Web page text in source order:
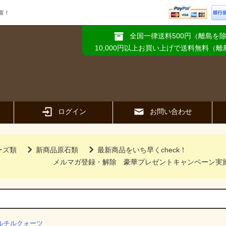
！
全国一律送料500円（離島を
10,000円以上お買い上げで送料無料（離
ログイン お問い合わせ
ズ類 新商品原石類
最新商品をいち早くcheck！
メルマガ登録・解除
豪華プレゼントキャンペーン実
チルクォーツ